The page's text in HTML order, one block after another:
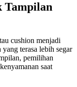
cushion menjadi
terasa lebih segar
pemilihan
saat